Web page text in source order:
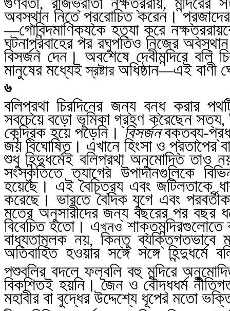
, ,
অবস্থান নিতে প্ররোচিত করেন।
—গোবিন্দমাণিক্যকে হত্যা করে
ঘটনাপ্রবাহের পর রঘুপতিও নিজের
বিসর্জন দেন। অবশেষে দেবীমন্দিরে বলি
মানুষের মধ্যেই স্রষ্টারঅধিষ্ঠান—এই বাণী
৬
বলিপ্রথা চিরদিনের জন্য বন্ধ করার
সবচেয়ে বড়ো ভূমিকা গ্রহণ করেছেন সত্য,
কেন্দ্রিক হয়ে পড়েনি।বিসর্জনবক্তব্য-
জয় বিঘোষিত। এখানে হিংসা ও প্রতাপের
শুধু হিন্দুধর্মেই বলিপ্রথা অনুমোদিত তাও
সংস্কৃতিতে ত্যাগের উপাদানগুলিকে
হয়েছে। এই বৈচিত্র‍্য এবং জটিলতাকে
করেছে। ভারতে বৈদিক যুগে এবং
মতের অনুসারীদের জন্য বছরের পর বছর
বিবেচিত হতো। এখনওশাক্তমন্দিরগুলোতে
বাধ্যতামূলক নয়, কিন্তু ব্যক্তিগতভাবে
অতিবাহিত হওয়ার সঙ্গে সঙ্গে
পশুবলির বদলে ফলবলি বহু মন্দিরে
বিকশিতই হয়নি। জৈন ও বৌদ্ধধর্ম
মহাবীর বা বুদ্ধের উদ্দেশ্যে ধূপের মতো